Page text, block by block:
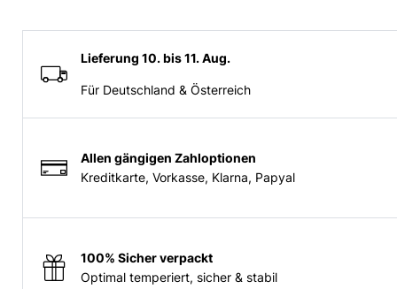
Lieferung 10. bis 11. Aug.
Für Deutschland & Österreich
Allen gängigen Zahloptionen
Kreditkarte, Vorkasse, Klarna, Papyal
100% Sicher verpackt
Optimal temperiert, sicher & stabil